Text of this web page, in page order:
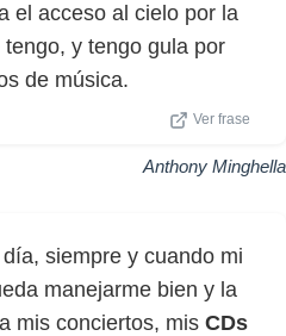
el acceso al cielo por la
tengo, y tengo gula por
de música.
Ver frase
Anthony Minghella
siempre y cuando mi
manejarme bien y la
mis conciertos, mis CDs